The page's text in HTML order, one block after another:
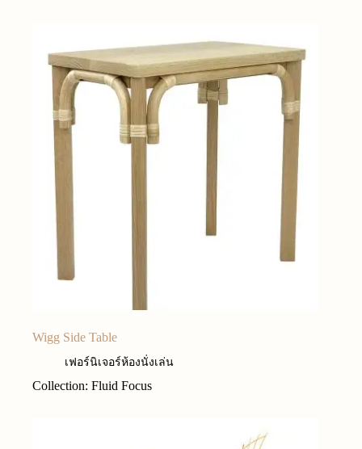
Wigg Side Table
เฟอร์นิเจอร์ห้องนั่งเล่น
Collection: Fluid Focus